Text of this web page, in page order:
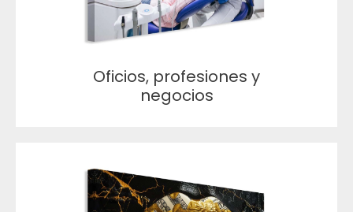
Oficios, profesiones y
negocios